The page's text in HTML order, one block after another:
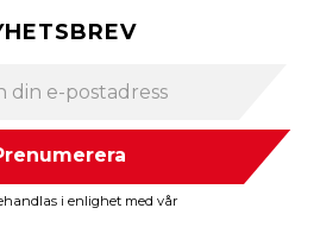
i enlighet med vår